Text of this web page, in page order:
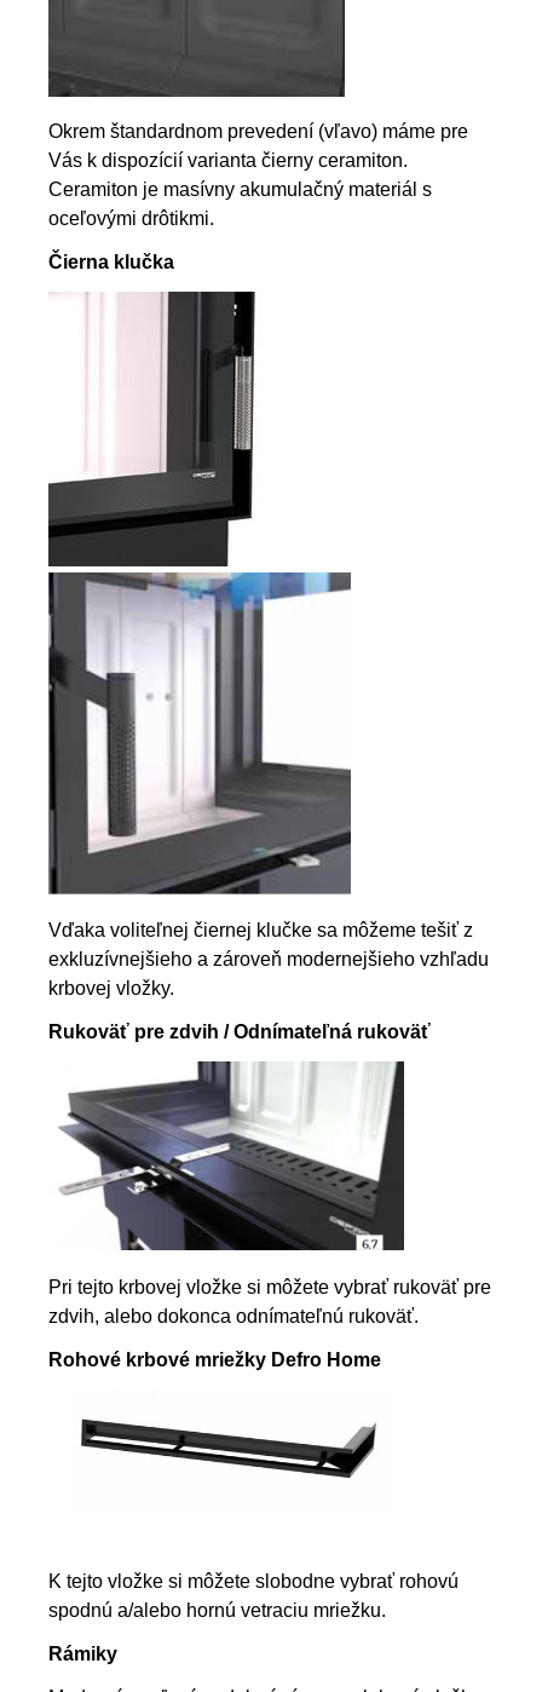
Okrem štandardnom prevedení (vľavo) máme pre
Vás k dispozícií varianta čierny ceramiton.
Ceramiton je masívny akumulačný materiál s
oceľovými drôtikmi.
Čierna klučka
Vďaka voliteľnej čiernej klučke sa môžeme tešiť z
exkluzívnejšieho a zároveň modernejšieho vzhľadu
krbovej vložky.
Rukoväť pre zdvih / Odnímateľná rukoväť
Pri tejto krbovej vložke si môžete vybrať rukoväť pre
zdvih, alebo dokonca odnímateľnú rukoväť.
Rohové krbové mriežky Defro Home
K tejto vložke si môžete slobodne vybrať rohovú
spodnú a/alebo hornú vetraciu mriežku.
Rámiky